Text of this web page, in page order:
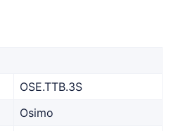
OSE.TTB.3S
Osimo